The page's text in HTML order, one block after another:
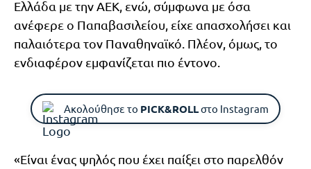
Ελλάδα με την ΑΕΚ, ενώ, σύμφωνα με όσα
ανέφερε ο Παπαβασιλείου, είχε απασχολήσει και
παλαιότερα τον Παναθηναϊκό. Πλέον, όμως, το
ενδιαφέρον εμφανίζεται πιο έντονο.
Ακολούθησε το PICK&ROLLστο Instagram
«Είναι ένας ψηλός που έχει παίξει στο παρελθόν